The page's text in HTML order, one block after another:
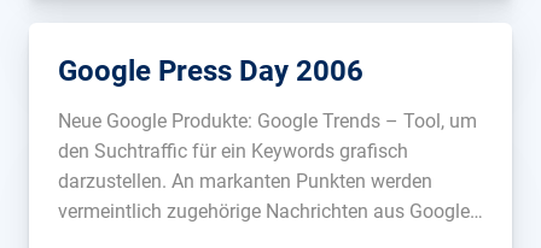
Google Press Day 2006
Neue Google Produkte: Google Trends – Tool, um
den Suchtraffic für ein Keywords grafisch
darzustellen. An markanten Punkten werden
vermeintlich zugehörige Nachrichten aus Google